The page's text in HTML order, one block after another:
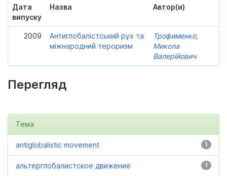
Дата
випуску
Назва Автор(и)
2009
Антиглобалістський рух та
міжнародний тероризм
Трофименко,
Микола
Валерійович
Перегляд
Тема
1
antiglobalistic movement
1
альтерглобалистское движение